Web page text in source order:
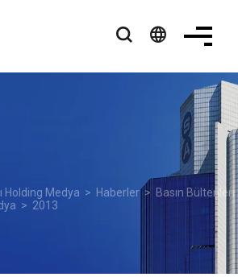
language
Holding Medya > Haberler> Basın Bültenleri
> 2013